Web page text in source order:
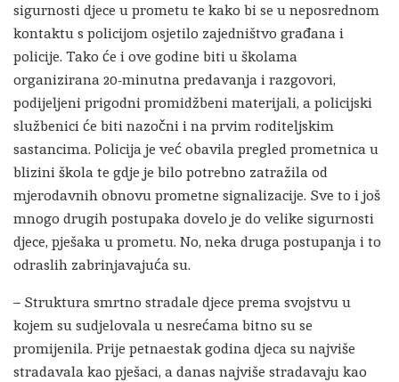
sigurnosti djece u prometu te kako bi se u neposrednom
kontaktu s policijom osjetilo zajedništvo građana i
policije. Tako će i ove godine biti u školama
organizirana 20-minutna predavanja i razgovori,
podijeljeni prigodni promidžbeni materijali, a policijski
službenici će biti nazočni i na prvim roditeljskim
sastancima. Policija je već obavila pregled prometnica u
blizini škola te gdje je bilo potrebno zatražila od
mjerodavnih obnovu prometne signalizacije. Sve to i još
mnogo drugih postupaka dovelo je do velike sigurnosti
djece, pješaka u prometu. No, neka druga postupanja i to
odraslih zabrinjavajuća su.
– Struktura smrtno stradale djece prema svojstvu u
kojem su sudjelovala u nesrećama bitno su se
promijenila. Prije petnaestak godina djeca su najviše
stradavala kao pješaci, a danas najviše stradavaju kao